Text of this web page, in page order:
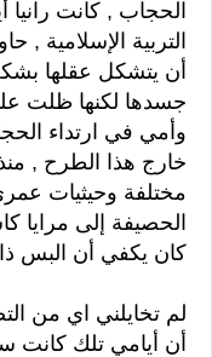
الحجاب , كانت
التربية الإسلامية ,
أن يتشكل عقلها
جسدها لكنها ظلت
وأمي في ارتداء
خارج هذا الطرح ,
مختلفة وحيثيات
الحصيفة إلى مرايا
كان يكفي أن البس
لم تخايلني اي من
أن أيامي تلك كانت